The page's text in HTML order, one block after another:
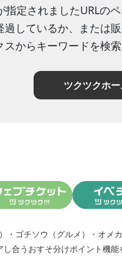
指定されましたURLの
しているか、または
からキーワードを検
ツクツクホ
・ ゴチソウ（グルメ） ・ オメ
し合う おすそ分けポイント機能